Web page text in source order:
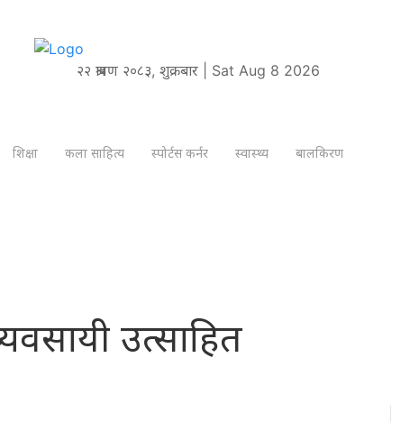
२२ श्रावण २०८३, शुक्रबार | Sat Aug 8 2026
शिक्षा कला साहित्य स्पोर्टस कर्नर स्वास्थ्य बालकिरण
उत्साहित